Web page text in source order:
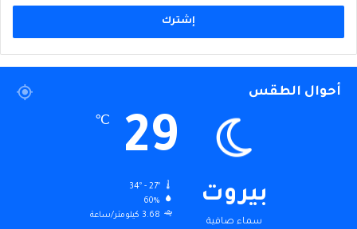
الإلكتروني
أحوال الطقس
بيروت
سماء صافية
29
℃
34º - 27º
60%
3.68 كيلومتر/ساعة